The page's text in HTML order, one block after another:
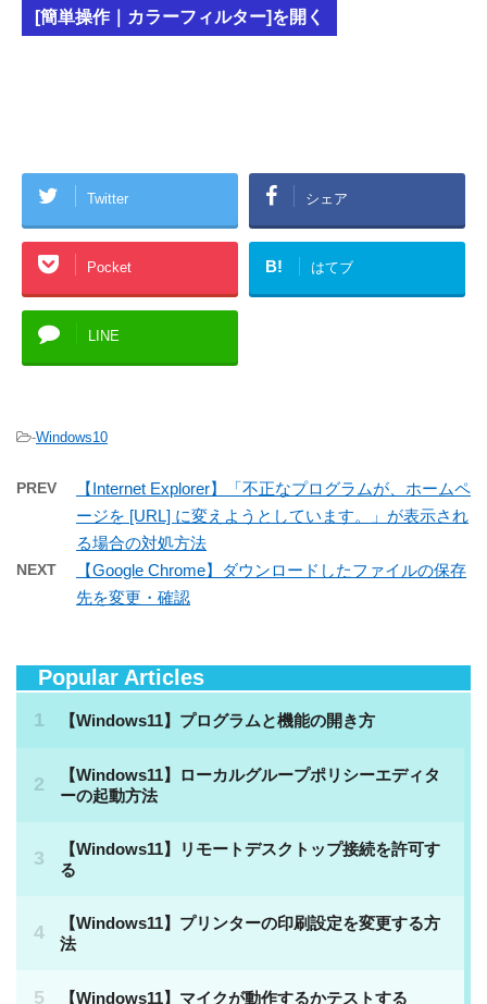
[簡単操作｜カラーフィルター]を開く
Twitter シェア
Pocket B! はてブ
LINE
-Windows10
PREV
【Internet Explorer】「不正なプログラムが、ホームペ
ージを [URL] に変えようとしています。」が表示され
る場合の対処方法
NEXT
【Google Chrome】ダウンロードしたファイルの保存
先を変更・確認
Popular Articles